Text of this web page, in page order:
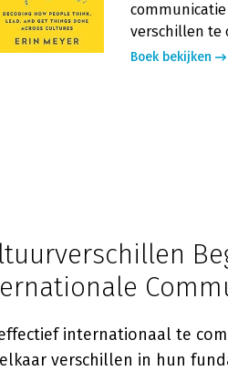
verschillen te
Boek bekijken
internationaal te
verschillen in hun